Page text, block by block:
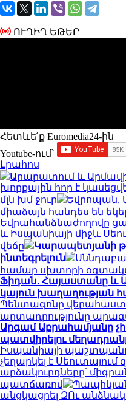
ՈՒՂԻՂ ԵԹԵՐ
Հետևե՛ք Euromedia24-ին
Youtube-ում`
Լրահոս
Արարատում և
խորքային հոր է
մլն խմ ջուր
Եվրոպան,
միաձայն հանդես են
Եվրահանձնաժողովը
և Իսպանիայի միջև
վեճը
Կարապետյանի
ինտեգրելուն
համար սխտորի
Ֆիդան․ Հայաստանը և
կայուն խաղաղության
Պենտագոնը
արտադրությունը
Արգամ Աբրահամյանը չի
պատվիրելու
Իսպանիայի
չեղարկել է
արձակուրդները՝
պատճառով
անցկացրել ԶՈւ